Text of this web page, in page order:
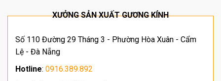
XƯỞNG SẢN XUẤT GƯƠNG KÍNH
Số 110 Đường 29 Tháng 3 - Phường Hòa Xuân - Cẩm
Lệ - Đà Nẵng
Hotline: 0916.389.892